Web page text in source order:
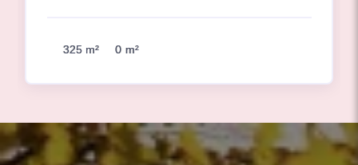
325 m² 0 m²